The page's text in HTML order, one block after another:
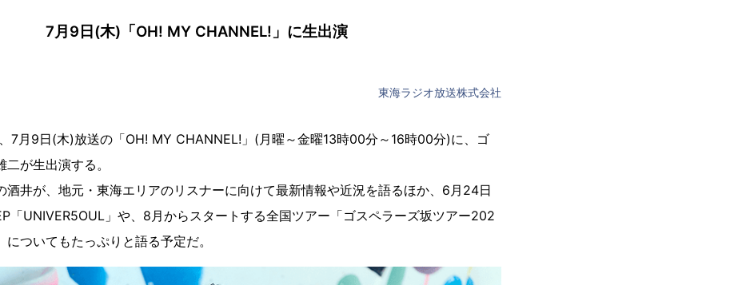
7月9日(木)「OH! MY CHANNEL!」に生出演
東海ラジオ放送株式会社
7月9日(木)放送の「OH! MY CHANNEL!」(月曜～金曜13時00分～16時00分)に、ゴ
が生出演する。
酒井が、地元・東海エリアのリスナーに向けて最新情報や近況を語るほか、6月24日
「UNIVER5OUL」や、8月からスタートする全国ツアー「ゴスペラーズ坂ツアー202
についてもたっぷりと語る予定だ。